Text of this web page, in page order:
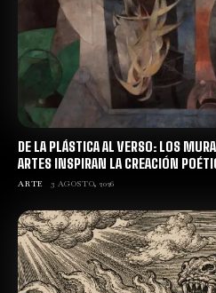
DE LA PLÁSTICA AL VERSO: LOS
ARTES INSPIRAN LA CREACIÓN
ARTE 3 AGOSTO, 2026